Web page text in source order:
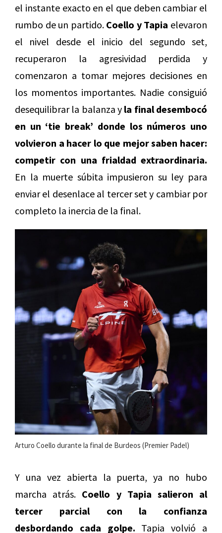
el instante exacto en el que deben cambiar el
rumbo de un partido. Coello y Tapia elevaron
el nivel desde el inicio del segundo set,
recuperaron la agresividad perdida y
comenzaron a tomar mejores decisiones en
los momentos importantes. Nadie consiguió
desequilibrar la balanza y la final desembocó
en un ‘tie break’ donde los números uno
volvieron a hacer lo que mejor saben hacer:
competir con una frialdad extraordinaria.
En la muerte súbita impusieron su ley para
enviar el desenlace al tercer set y cambiar por
completo la inercia de la final.
Arturo Coello durante la final de Burdeos (Premier Padel)
Y una vez abierta la puerta, ya no hubo
marcha atrás. Coello y Tapia salieron al
tercer parcial con la confianza
desbordando cada golpe. Tapia volvió a